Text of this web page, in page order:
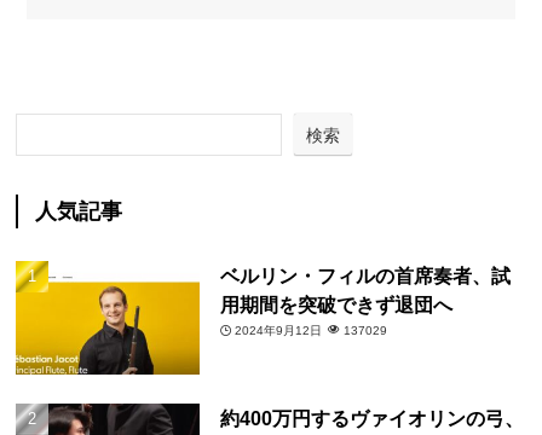
検索
人気記事
ベルリン・フィルの首席奏者、試
用期間を突破できず退団へ
2024年9月12日 137029
約400万円するヴァイオリンの弓、